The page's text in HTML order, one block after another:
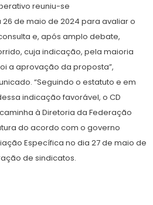
reuniu-se
de maio de 2024 para avaliar o
e, após amplo debate,
cuja indicação, pela maioria
a aprovação da proposta”,
“Seguindo o estatuto e em
indicação favorável, o CD
à Diretoria da Federação
do acordo com o governo
Específica no dia 27 de maio de
de sindicatos.